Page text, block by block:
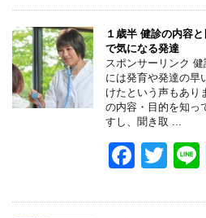
c
e
b
o
o
k
tt
er
１歳半 健診の内容
で気になる発達
スポンサーリンク
には発育や発達の早
けたという声もあり
の内容・目的を知っ
すし、聞き取 ...
F
c
T
tt